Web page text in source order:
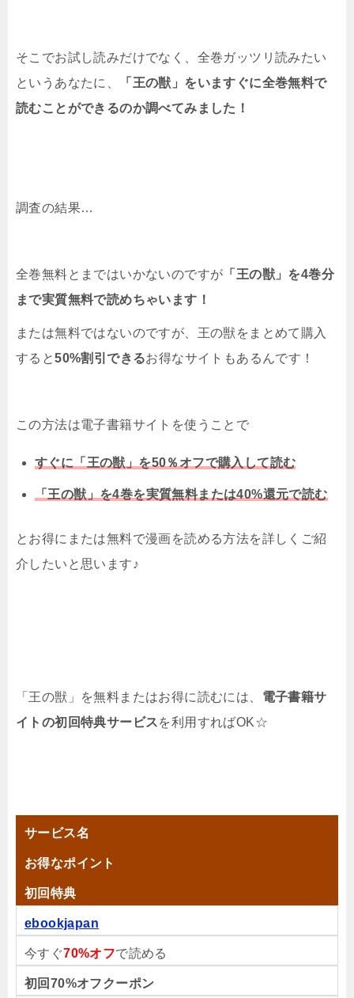
そこでお試し読みだけでなく、全巻ガッツリ読みたい
というあなたに、
「王の獣」をいますぐに全巻無料で
読むことができるのか調べてみました！
調査の結果…
全巻無料とまではいかないのですが 「王の獣」を4巻分
まで実質無料で読めちゃいます！
または無料ではないのですが、王の獣をまとめて購入
すると50%割引できるお得なサイトもあるんです！
この方法は電子書籍サイトを使うことで
すぐに「王の獣」を50％オフで購入して読む
「王の獣」を4巻を実質無料または40%還元で読む
とお得にまたは無料で漫画を読める方法を詳しくご紹
介したいと思います♪
「王の獣」を無料またはお得に読むには、 電子書籍サ
イトの初回特典サービスを利用すればOK☆
サービス名
お得なポイント
初回特典
ebookjapan
今すぐ70%オフで読める
初回70%オフクーポン